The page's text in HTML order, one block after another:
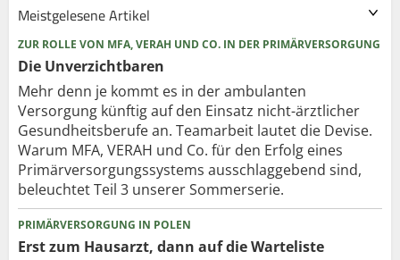
Meistgelesene Artikel
ZUR ROLLE VON MFA, VERAH UND CO. IN DER PRIMÄRVERSORGUNG
Die Unverzichtbaren
Mehr denn je kommt es in der ambulanten
Versorgung künftig auf den Einsatz nicht-ärztlicher
Gesundheitsberufe an. Teamarbeit lautet die Devise.
Warum MFA, VERAH und Co. für den Erfolg eines
Primärversorgungssystems ausschlaggebend sind,
beleuchtet Teil 3 unserer Sommerserie.
PRIMÄRVERSORGUNG IN POLEN
Erst zum Hausarzt, dann auf die Warteliste